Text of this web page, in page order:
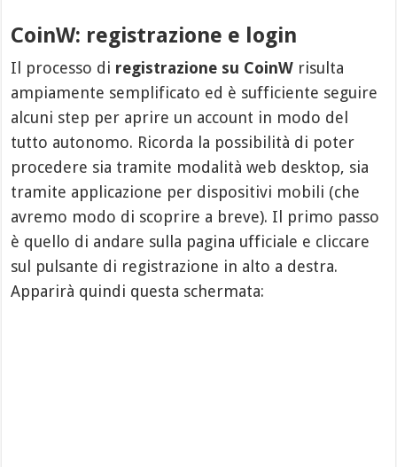
CoinW: registrazione e login
Il processo di registrazione su CoinW risulta
ampiamente semplificato ed è sufficiente seguire
alcuni step per aprire un account in modo del
tutto autonomo. Ricorda la possibilità di poter
procedere sia tramite modalità web desktop, sia
tramite applicazione per dispositivi mobili (che
avremo modo di scoprire a breve). Il primo passo
è quello di andare sulla pagina ufficiale e cliccare
sul pulsante di registrazione in alto a destra.
Apparirà quindi questa schermata: